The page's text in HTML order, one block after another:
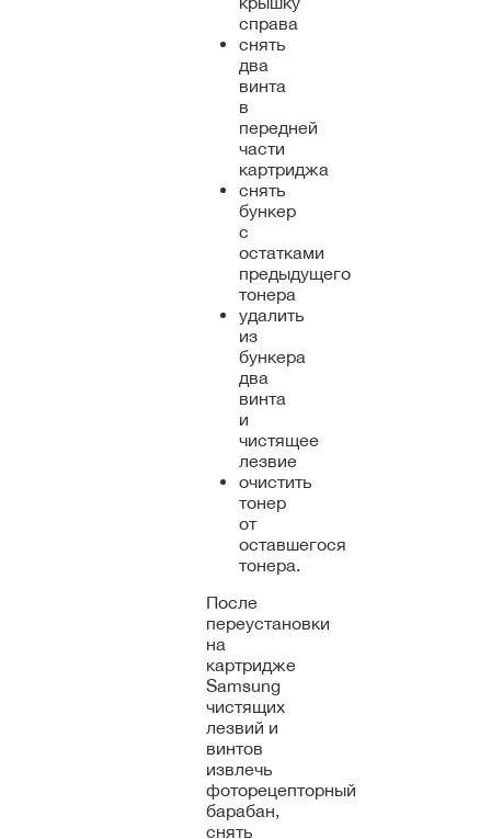
справа
снять
два
винта
в
передней
части
картриджа
снять
бункер
с
остатками
предыдущего
тонера
удалить
из
бункера
два
винта
и
чистящее
лезвие
очистить
тонер
от
оставшегося
тонера.
После
переустановки
на
картридже
Samsung
чистящих
лезвий и
винтов
извлечь
фоторецепторный
барабан,
снять